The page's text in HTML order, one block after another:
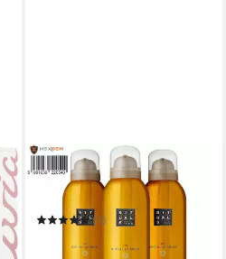
RITUALS
Duschgel von Ritual of Mehr
Vorteilspack: 3x200ml mit
Süßorange und Zedernholz
(1)
(16,62 €/ 1 Stk)